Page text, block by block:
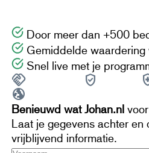
Door meer dan +500
Gemiddelde waardering
Snel live met je
handshake verified_user
globe_uk
Benieuwd wat Johan.nl
Laat je gegevens achter en
vrijblijvend informatie.